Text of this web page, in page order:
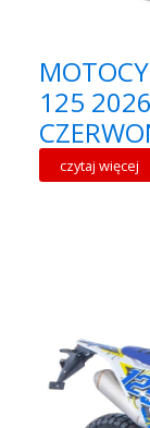
125
czytaj więcej